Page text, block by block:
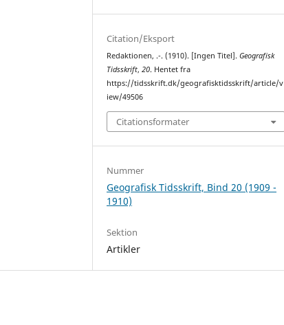
Citation/Eksport
Redaktionen, .-. (1910). [Ingen Titel].Geografisk
Tidsskrift,20. Hentet fra
https://tidsskrift.dk/geografisktidsskrift/article/v
iew/49506
Citationsformater
Nummer
Geografisk Tidsskrift, Bind 20 (1909 -
1910)
Sektion
Artikler